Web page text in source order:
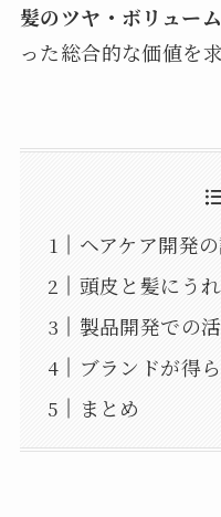
髪のツヤ・ボリュー
った総合的な価値を
ヘアケア開発
頭皮と髪にう
製品開発での
ブランドが得
まとめ